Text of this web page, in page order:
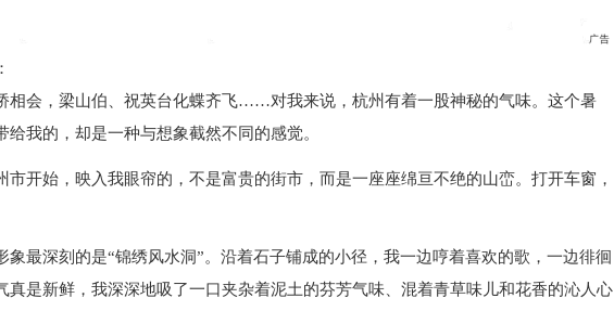
：
相会，梁山伯、祝英台化蝶齐飞……对我来说，杭州有着一股神秘的气味。这个暑
我的，却是一种与想象截然不同的感觉。
市开始，映入我眼帘的，不是富贵的街市，而是一座座绵亘不绝的山峦。打开车窗，
象最深刻的是“锦绣风水洞”。沿着石子铺成的小径，我一边哼着喜欢的歌，一边徘徊
真是新鲜，我深深地吸了一口夹杂着泥土的芬芳气味、混着青草味儿和花香的沁人心